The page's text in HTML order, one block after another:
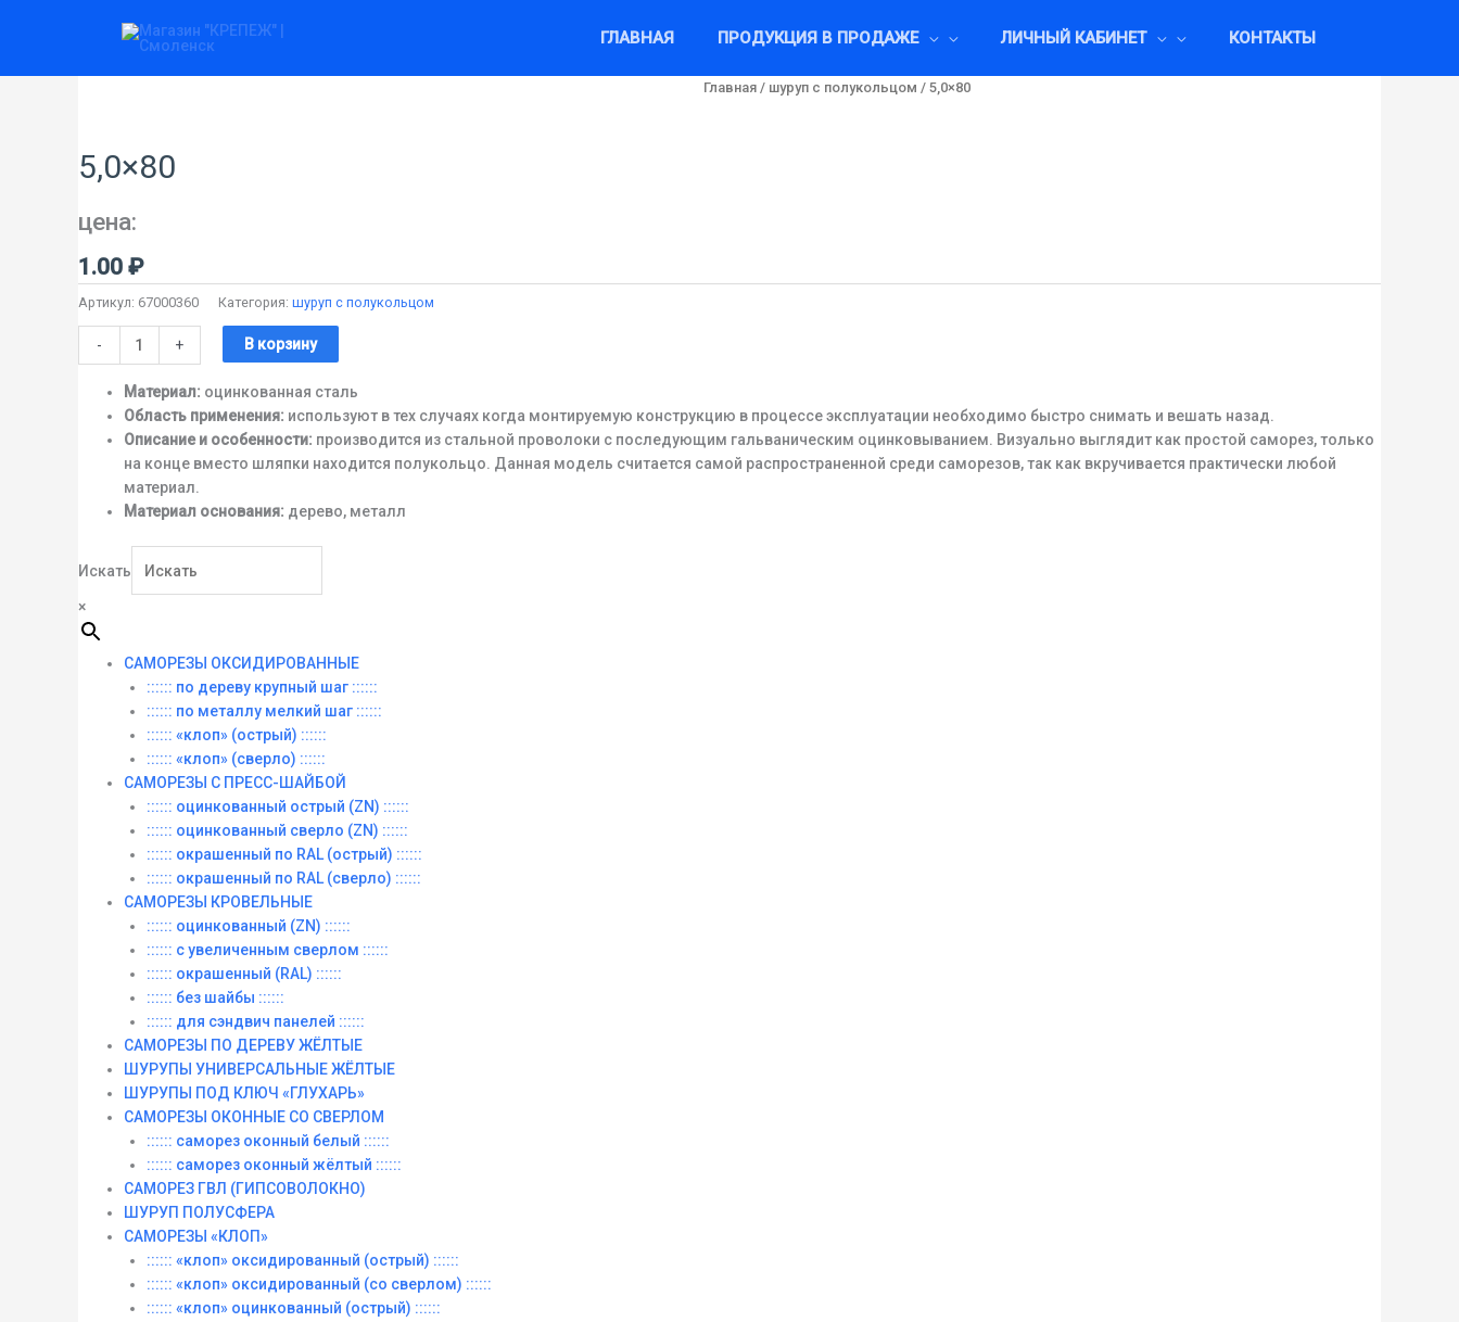
ГЛАВНАЯ ПРОДУКЦИЯ В ПРОДАЖЕ ЛИЧНЫЙ КАБИНЕТ КОНТАКТЫ
Главная / шуруп с полукольцом / 5,0×80
5,0×80
цена:
1.00 ₽
Артикул: 67000360 Категория: шуруп с полукольцом
- + В корзину
Материал: оцинкованная сталь
Область применения: используют в тех случаях когда монтируемую конструкцию в процессе эксплуатации необходимо быстро снимать и вешать назад.
Описание и особенности: производится из стальной проволоки с последующим гальваническим оцинковыванием. Визуально выглядит как простой саморез, только
на конце вместо шляпки находится полукольцо. Данная модель считается самой распространенной среди саморезов, так как вкручивается практически любой
материал.
Материал основания: дерево, металл
Искать
×
САМОРЕЗЫ ОКСИДИРОВАННЫЕ
:::::: по дереву крупный шаг ::::::
:::::: по металлу мелкий шаг ::::::
:::::: «клоп» (острый) ::::::
:::::: «клоп» (сверло) ::::::
САМОРЕЗЫ С ПРЕСС-ШАЙБОЙ
:::::: оцинкованный острый (ZN) ::::::
:::::: оцинкованный сверло (ZN) ::::::
:::::: окрашенный по RAL (острый) ::::::
:::::: окрашенный по RAL (сверло) ::::::
САМОРЕЗЫ КРОВЕЛЬНЫЕ
:::::: оцинкованный (ZN) ::::::
:::::: с увеличенным сверлом ::::::
:::::: окрашенный (RAL) ::::::
:::::: без шайбы ::::::
:::::: для сэндвич панелей ::::::
САМОРЕЗЫ ПО ДЕРЕВУ ЖЁЛТЫЕ
ШУРУПЫ УНИВЕРСАЛЬНЫЕ ЖЁЛТЫЕ
ШУРУПЫ ПОД КЛЮЧ «ГЛУХАРЬ»
САМОРЕЗЫ ОКОННЫЕ СО СВЕРЛОМ
:::::: саморез оконный белый ::::::
:::::: саморез оконный жёлтый ::::::
САМОРЕЗ ГВЛ (ГИПСОВОЛОКНО)
ШУРУП ПОЛУСФЕРА
САМОРЕЗЫ «КЛОП»
:::::: «клоп» оксидированный (острый) ::::::
:::::: «клоп» оксидированный (со сверлом) ::::::
:::::: «клоп» оцинкованный (острый) ::::::